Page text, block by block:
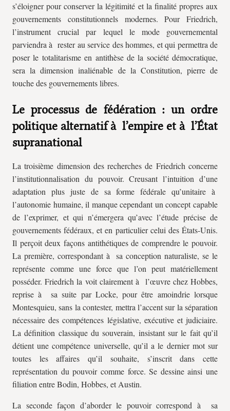
s’éloigner pour conserver la légitimité et la finalité propres aux
gouvernements constitutionnels modernes. Pour Friedrich,
l’instrument crucial par lequel le mode gouvernemental
parviendra à rester au service des hommes, et qui permettra de
poser le totalitarisme en antithèse de la société démocratique,
sera la dimension inaliénable de la Constitution, pierre de
touche des gouvernements libres.
Le processus de fédération : un ordre
politique alternatif à l’empire et à l’État
supranational
La troisième dimension des recherches de Friedrich concerne
l’institutionnalisation du pouvoir. Creusant l’intuition d’une
adaptation plus juste de sa forme fédérale qu’unitaire à
l’autonomie humaine, il manque cependant un concept capable
de l’exprimer, et qui n’émergera qu’avec l’étude précise de
gouvernements fédéraux, et en particulier celui des États-Unis.
Il perçoit deux façons antithétiques de comprendre le pouvoir.
La première, correspondant à sa conception naturaliste, se le
représente comme une force que l’on peut matériellement
posséder. Friedrich la voit clairement à l’œuvre chez Hobbes,
reprise à sa suite par Locke, pour être amoindrie lorsque
Montesquieu, sans la contester, mettra l’accent sur la séparation
nécessaire des compétences législative, exécutive et judiciaire.
La définition classique du souverain, insistant sur le fait qu’il
détient une compétence universelle, qu’il a le dernier mot sur
toutes les affaires qu’il souhaite, s’inscrit dans cette
représentation du pouvoir comme force. Se dessine ainsi une
filiation entre Bodin, Hobbes, et Austin.
La seconde façon d’aborder le pouvoir correspond à sa